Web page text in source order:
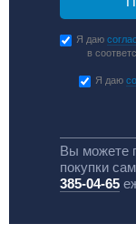
Я даю
в
Я даю
Вы можете
покупки
385-04-65